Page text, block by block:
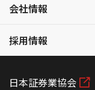
会社情報
採用情報
日本証券業協会